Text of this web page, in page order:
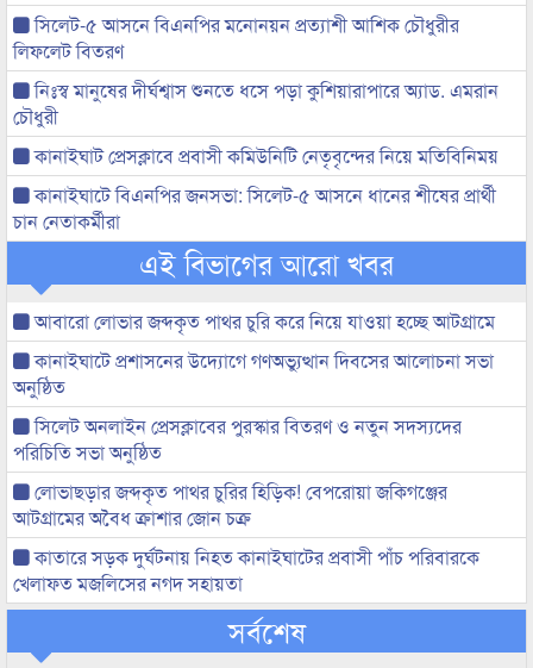
সিলেট-৫ আসনে বিএনপির মনোনয়ন প্রত্যাশী আশিক চৌধুরীর
লিফলেট বিতরণ
নিঃস্ব মানুষের দীর্ঘশ্বাস শুনতে ধসে পড়া কুশিয়ারাপারে অ্যাড. এমরান
চৌধুরী
কানাইঘাট প্রেসক্লাবে প্রবাসী কমিউনিটি নেতৃবৃন্দের নিয়ে মতিবিনিময়
কানাইঘাটে বিএনপির জনসভা: সিলেট-৫ আসনে ধানের শীষের প্রার্থী
চান নেতাকর্মীরা
এই বিভাগের আরো খবর
আবারো লোভার জব্দকৃত পাথর চুরি করে নিয়ে যাওয়া হচ্ছে আটগ্রামে
কানাইঘাটে প্রশাসনের উদ্যোগে গণঅভ্যুত্থান দিবসের আলোচনা সভা
অনুষ্ঠিত
সিলেট অনলাইন প্রেসক্লাবের পুরস্কার বিতরণ ও নতুন সদস্যদের
পরিচিতি সভা অনুষ্ঠিত
লোভাছড়ার জব্দকৃত পাথর চুরির হিড়িক! বেপরোয়া জকিগঞ্জের
আটগ্রামের অবৈধ ক্রাশার জোন চক্র
কাতারে সড়ক দুর্ঘটনায় নিহত কানাইঘাটের প্রবাসী পাঁচ পরিবারকে
খেলাফত মজলিসের নগদ সহায়তা
সর্বশেষ